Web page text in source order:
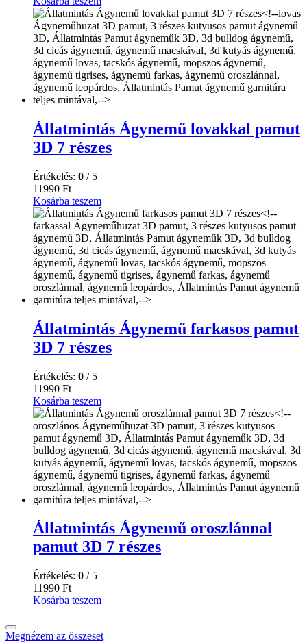
Állatmintás Ágynemű lovakkal pamut
3D 7 részes
Értékelés: 0 / 5
11990 Ft
Kosárba teszem
Állatmintás Ágynemű farkasos pamut
3D 7 részes
Értékelés: 0 / 5
11990 Ft
Kosárba teszem
Állatmintás Ágynemű oroszlánnal
pamut 3D 7 részes
Értékelés: 0 / 5
11990 Ft
Kosárba teszem
Megnézem az összeset